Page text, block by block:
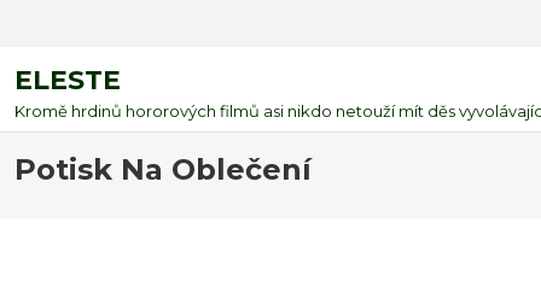
ELESTE
Kromě hrdinů hororových filmů asi nikdo netouží mít děs
Potisk Na Oblečení